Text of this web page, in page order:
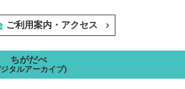
ご利用案内・アクセス navigate_next
ちがだべ
タルアーカイブ)